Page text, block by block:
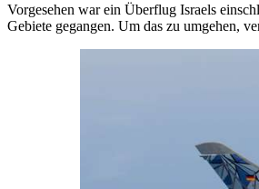
Vorgesehen war ein Überflug Israels
Gebiete gegangen. Um das zu umgehen,